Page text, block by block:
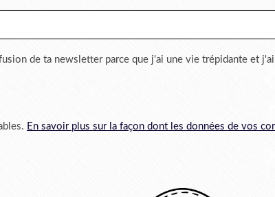
de ta newsletter parce que j'ai une vie trépidante et
En savoir plus sur la façon dont les données de vos